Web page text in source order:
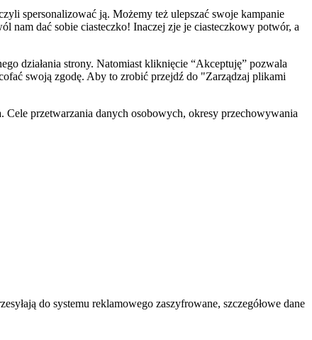
spersonalizować ją. Możemy też ulepszać swoje kampanie
nam dać sobie ciasteczko! Inaczej zje je ciasteczkowy potwór, a
działania strony. Natomiast kliknięcie “Akceptuję” pozwala
swoją zgodę. Aby to zrobić przejdź do "Zarządzaj plikami
przetwarzania danych osobowych, okresy przechowywania
do systemu reklamowego zaszyfrowane, szczegółowe dane